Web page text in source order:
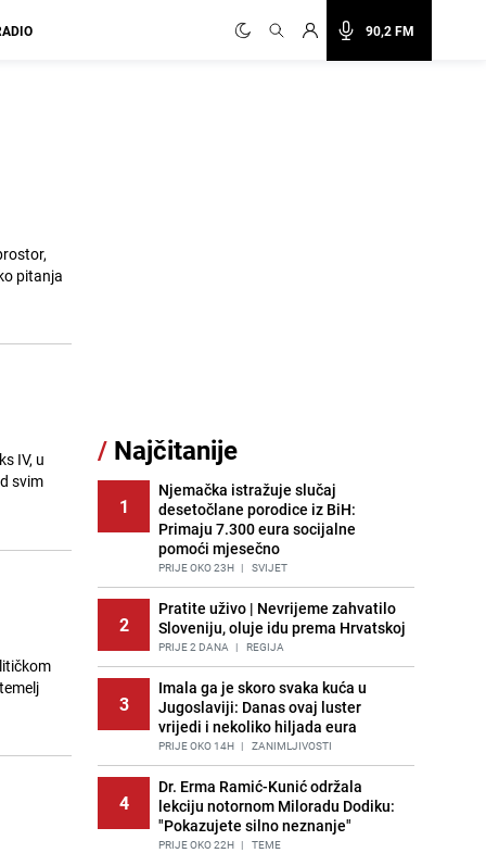
90,2 FM
pitanja
IV, u
svim
/ Najčitanije
1
Njemačka istražuje slučaj
desetočlane porodice iz BiH:
Primaju 7.300 eura socijalne
pomoći mjesečno
PRIJE OKO 23H | SVIJET
2
Pratite uživo | Nevrijeme zahvatilo
Sloveniju, oluje idu prema Hrvatskoj
PRIJE 2 DANA | REGIJA
3
Imala ga je skoro svaka kuća u
Jugoslaviji: Danas ovaj luster
vrijedi i nekoliko hiljada eura
PRIJE OKO 14H | ZANIMLJIVOSTI
4
Dr. Erma Ramić-Kunić održala
lekciju notornom Miloradu Dodiku:
"Pokazujete silno neznanje"
PRIJE OKO 22H | TEME